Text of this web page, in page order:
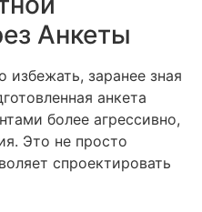
Анкеты
заранее зная
анкета
более агрессивно,
Это не просто
спроектировать